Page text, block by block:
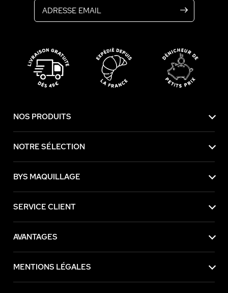
NOS PRODUITS
NOTRE SÉLECTION
BYS MAQUILLAGE
SERVICE CLIENT
AVANTAGES
MENTIONS LÉGALES